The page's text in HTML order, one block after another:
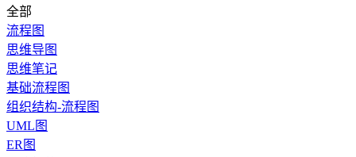
全部
流程图
思维导图
思维笔记
基础流程图
组织结构-流程图
UML图
ER图